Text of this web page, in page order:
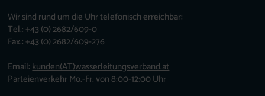
Wir sind rund um die Uhr telefonisch erreichbar:
Tel.: +43 (0) 2682/609-0
Fax.: +43 (0) 2682/609-276
Email:kunden(AT)wasserleitungsverband.at
Parteienverkehr Mo.-Fr. von 8:00-12:00 Uhr